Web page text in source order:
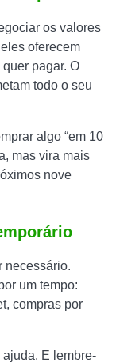
os valores
oferecem
pagar. O
todo o seu
algo “em 10
mas vira mais
nove
necessário.
um tempo:
compras por
E lembre-